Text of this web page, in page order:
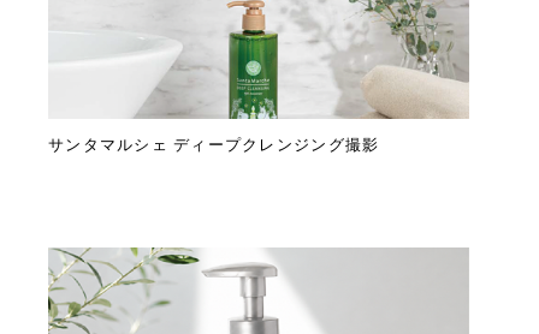
サンタマルシェ ディープクレンジング撮影